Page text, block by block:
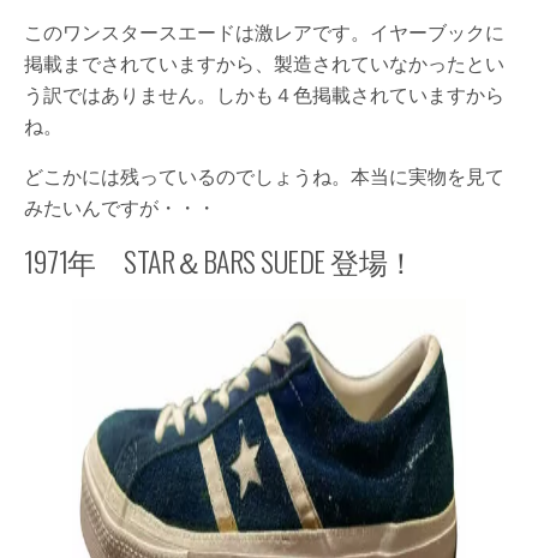
このワンスタースエードは激レアです。イヤーブックに
掲載までされていますから、製造されていなかったとい
う訳ではありません。しかも４色掲載されていますから
ね。
どこかには残っているのでしょうね。本当に実物を見て
みたいんですが・・・
1971年 STAR＆BARS SUEDE 登場！